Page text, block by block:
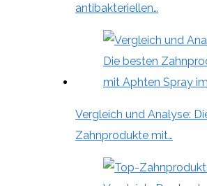
antibakteriellen…
Vergleich und Analyse:
Zahnprodukte mit…